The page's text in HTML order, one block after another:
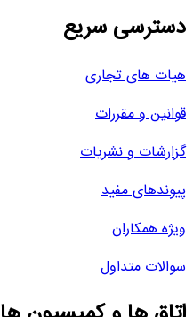
دسترسی سریع
هیات های تجاری
قوانین و مقررات
گزارشات و نشریات
پیوندهای مفید
ویژه همکاران
سوالات متداول